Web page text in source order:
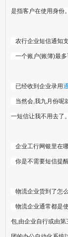
是指客户在使用身份。
农行企业短信通知
一个账户(账簿)最多
已经收到企业录用
当然会,我九月份呢
一短信让我不用去了
企业工行网银里在
你是不需要短信提
物流企业货到了怎
物流企业通常都是
包,由企业自行或由